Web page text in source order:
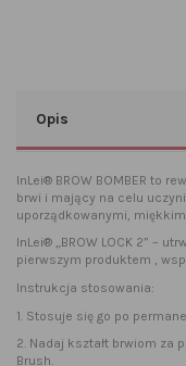
Opis
InLei® BROW BOMBER to
brwi i mający na celu
uporządkowanymi,
InLei® „BROW LOCK 2” –
pierwszym produktem ,
Instrukcja stosowania:
1. Stosuje się go po
2. Nadaj kształt brwiom za
Brush.